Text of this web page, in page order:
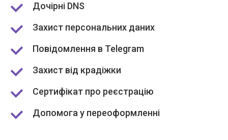
Дочірні DNS
Захист персональних даних
Повідомлення в Telegram
Захист від крадіжки
Сертифікат про реєстрацію
Допомога у переоформленні